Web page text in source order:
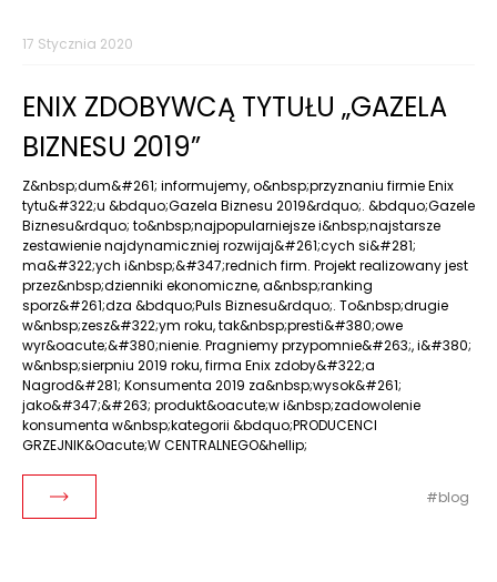
17 Stycznia 2020
ENIX ZDOBYWCĄ TYTUŁU „GAZELA
BIZNESU 2019”
Z&nbsp;dum&#261; informujemy, o&nbsp;przyznaniu firmie Enix
tytu&#322;u &bdquo;Gazela Biznesu 2019&rdquo;. &bdquo;Gazele
Biznesu&rdquo; to&nbsp;najpopularniejsze i&nbsp;najstarsze
zestawienie najdynamiczniej rozwijaj&#261;cych si&#281;
ma&#322;ych i&nbsp;&#347;rednich firm. Projekt realizowany jest
przez&nbsp;dzienniki ekonomiczne, a&nbsp;ranking
sporz&#261;dza &bdquo;Puls Biznesu&rdquo;. To&nbsp;drugie
w&nbsp;zesz&#322;ym roku, tak&nbsp;presti&#380;owe
wyr&oacute;&#380;nienie. Pragniemy przypomnie&#263;, i&#380;
w&nbsp;sierpniu 2019 roku, firma Enix zdoby&#322;a
Nagrod&#281; Konsumenta 2019 za&nbsp;wysok&#261;
jako&#347;&#263; produkt&oacute;w i&nbsp;zadowolenie
konsumenta w&nbsp;kategorii &bdquo;PRODUCENCI
GRZEJNIK&Oacute;W CENTRALNEGO&hellip;
Czytaj dalej blog